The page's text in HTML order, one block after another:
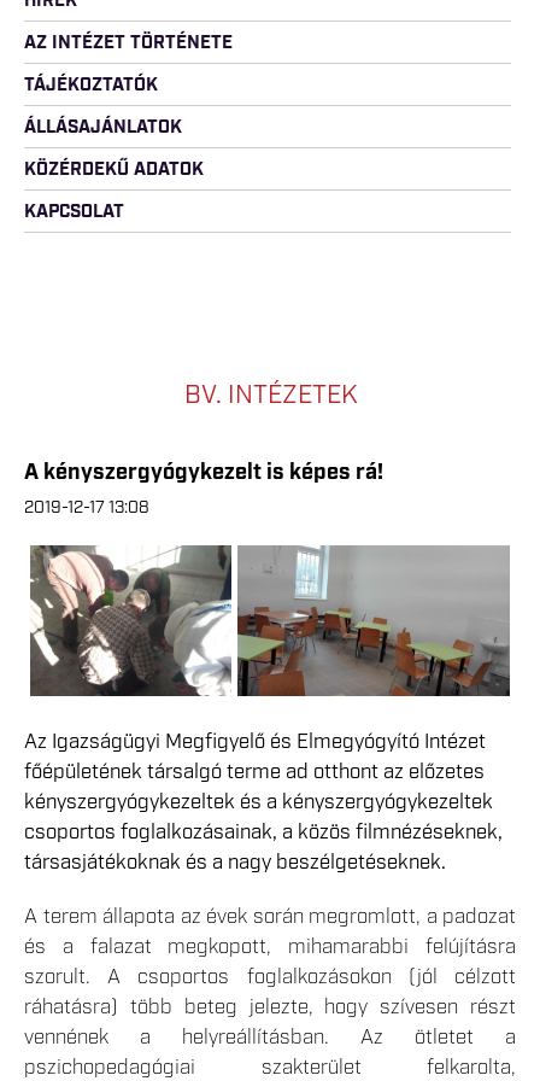
AZ INTÉZET TÖRTÉNETE
TÁJÉKOZTATÓK
ÁLLÁSAJÁNLATOK
KÖZÉRDEKŰ ADATOK
KAPCSOLAT
BV. INTÉZETEK
A kényszergyógykezelt is képes rá!
2019-12-17 13:08
Az Igazságügyi Megfigyelő és Elmegyógyító Intézet
főépületének társalgó terme ad otthont az előzetes
kényszergyógykezeltek és a kényszergyógykezeltek
csoportos foglalkozásainak, a közös filmnézéseknek,
társasjátékoknak és a nagy beszélgetéseknek.
A terem állapota az évek során megromlott, a padozat
és a falazat megkopott, mihamarabbi felújításra
szorult. A csoportos foglalkozásokon (jól célzott
ráhatásra) több beteg jelezte, hogy szívesen részt
vennének a helyreállításban. Az ötletet a
pszichopedagógiai szakterület felkarolta,